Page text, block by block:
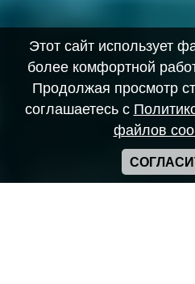
Этот сайт использует
более комфортной
Продолжая просмотр
соглашаетесь с
файлов